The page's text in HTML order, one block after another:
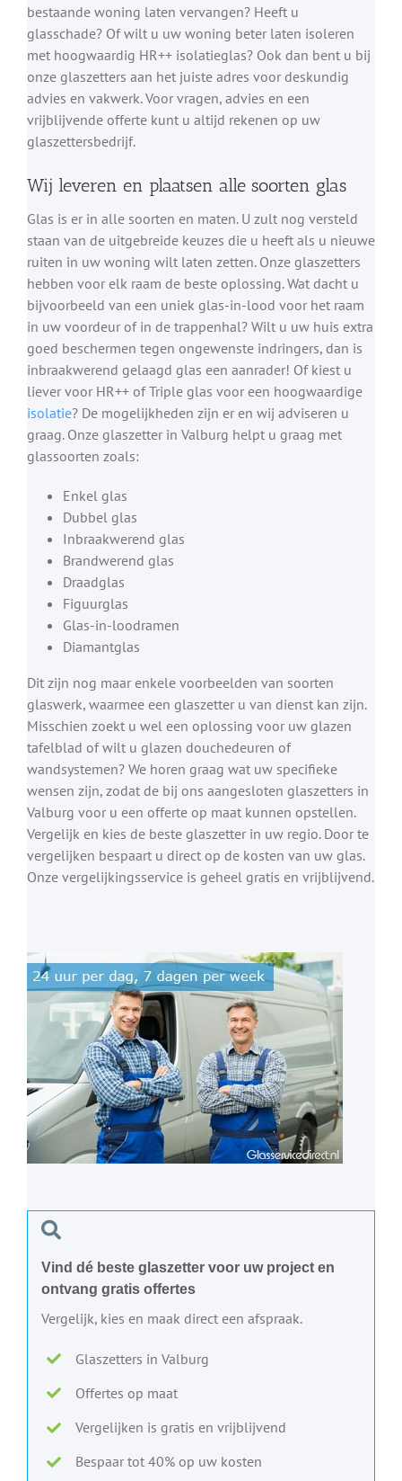
bestaande woning laten vervangen? Heeft u
glasschade? Of wilt u uw woning beter laten isoleren
met hoogwaardig HR++ isolatieglas? Ook dan bent u bij
onze glaszetters aan het juiste adres voor deskundig
advies en vakwerk. Voor vragen, advies en een
vrijblijvende offerte kunt u altijd rekenen op uw
glaszettersbedrijf.
Wij leveren en plaatsen alle soorten glas
Glas is er in alle soorten en maten. U zult nog versteld
staan van de uitgebreide keuzes die u heeft als u nieuwe
ruiten in uw woning wilt laten zetten. Onze glaszetters
hebben voor elk raam de beste oplossing. Wat dacht u
bijvoorbeeld van een uniek glas-in-lood voor het raam
in uw voordeur of in de trappenhal? Wilt u uw huis extra
goed beschermen tegen ongewenste indringers, dan is
inbraakwerend gelaagd glas een aanrader! Of kiest u
liever voor HR++ of Triple glas voor een hoogwaardige
isolatie? De mogelijkheden zijn er en wij adviseren u
graag. Onze glaszetter in Valburg helpt u graag met
glassoorten zoals:
Enkel glas
Dubbel glas
Inbraakwerend glas
Brandwerend glas
Draadglas
Figuurglas
Glas-in-loodramen
Diamantglas
Dit zijn nog maar enkele voorbeelden van soorten
glaswerk, waarmee een glaszetter u van dienst kan zijn.
Misschien zoekt u wel een oplossing voor uw glazen
tafelblad of wilt u glazen douchedeuren of
wandsystemen? We horen graag wat uw specifieke
wensen zijn, zodat de bij ons aangesloten glaszetters in
Valburg voor u een offerte op maat kunnen opstellen.
Vergelijk en kies de beste glaszetter in uw regio. Door te
vergelijken bespaart u direct op de kosten van uw glas.
Onze vergelijkingsservice is geheel gratis en vrijblijvend.
Vind dé beste glaszetter voor uw project en
ontvang gratis offertes
Vergelijk, kies en maak direct een afspraak.
Glaszetters in Valburg
Offertes op maat
Vergelijken is gratis en vrijblijvend
Bespaar tot 40% op uw kosten